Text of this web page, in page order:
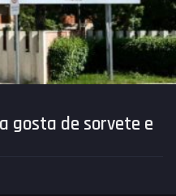
gosta de sorvete e